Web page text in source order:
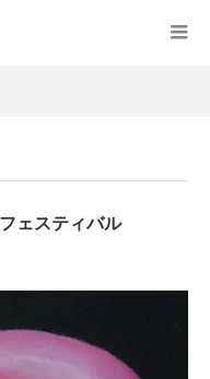
ェスティバル